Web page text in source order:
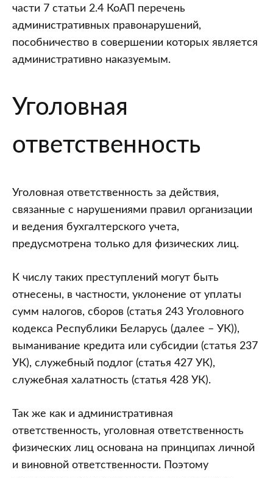
части 7 статьи 2.4 КоАП перечень
административных правонарушений,
пособничество в совершении которых является
административно наказуемым.
Уголовная
ответственность
Уголовная ответственность за действия,
связанные с нарушениями правил организации
и ведения бухгалтерского учета,
предусмотрена только для физических лиц.
К числу таких преступлений могут быть
отнесены, в частности, уклонение от уплаты
сумм налогов, сборов (статья 243 Уголовного
кодекса Республики Беларусь (далее – УК)),
выманивание кредита или субсидии (статья 237
УК), служебный подлог (статья 427 УК),
служебная халатность (статья 428 УК).
Так же как и административная
ответственность, уголовная ответственность
физических лиц основана на принципах личной
и виновной ответственности. Поэтому